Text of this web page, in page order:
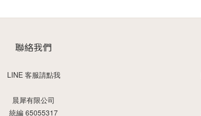
聯絡我們
LINE 客服請點我
晨犀有限公司
統編 65055317